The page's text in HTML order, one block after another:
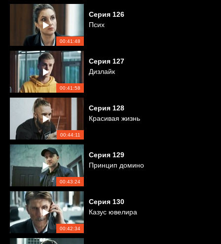
00:41:48
Серия 126
Псих
00:41:58
Серия 127
Дизлайк
00:44:11
Серия 128
Красивая жизнь
00:43:24
Серия 129
Принцип домино
00:42:34
Серия 130
Казус ювелира